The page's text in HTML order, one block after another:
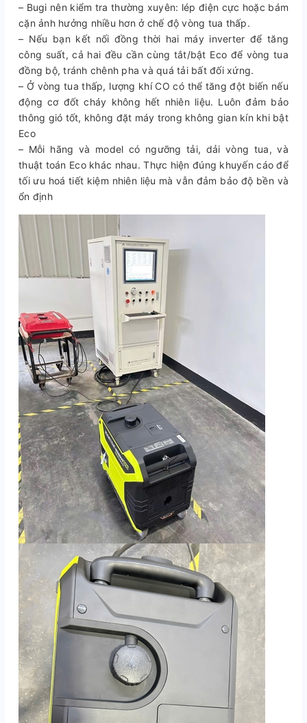
– Bugi nên kiểm tra thường xuyên: lép điện cực hoặc bám
cặn ảnh hưởng nhiều hơn ở chế độ vòng tua thấp.
– Nếu bạn kết nối đồng thời hai máy inverter để tăng
công suất, cả hai đều cần cùng tắt/bật Eco để vòng tua
đồng bộ, tránh chênh pha và quá tải bất đối xứng.
– Ở vòng tua thấp, lượng khí CO có thể tăng đột biến nếu
động cơ đốt cháy không hết nhiên liệu. Luôn đảm bảo
thông gió tốt, không đặt máy trong không gian kín khi bật
Eco
– Mỗi hãng và model có ngưỡng tải, dải vòng tua, và
thuật toán Eco khác nhau. Thực hiện đúng khuyến cáo để
tối ưu hoá tiết kiệm nhiên liệu mà vẫn đảm bảo độ bền và
ổn định